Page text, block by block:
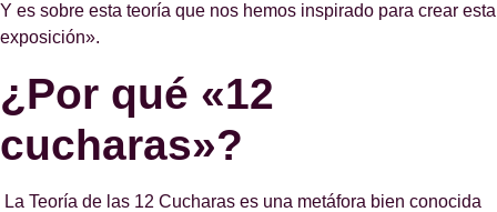
Y es sobre esta teoría que nos hemos inspirado para crear esta
exposición».
¿Por qué «12
cucharas»?
La Teoría de las 12 Cucharas es una metáfora bien conocida